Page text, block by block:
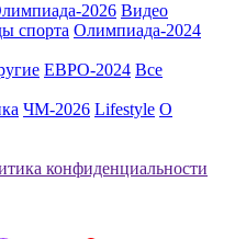
2026 Видео
спорта Олимпиада-2024
ЕВРО-2024 Все
ЧМ-2026 Lifestyle О
конфиденциальности